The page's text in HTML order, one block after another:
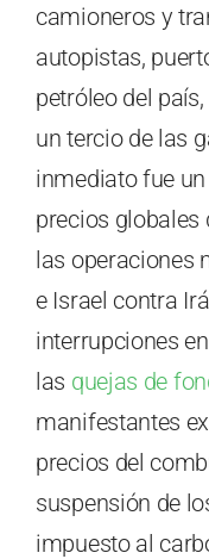
camioneros y
autopistas,
petróleo del
un tercio de las
inmediato fue
precios
las operaciones
e Israel contra
interrupciones
las quejas de
manifestantes
precios del
suspensión de
impuesto al